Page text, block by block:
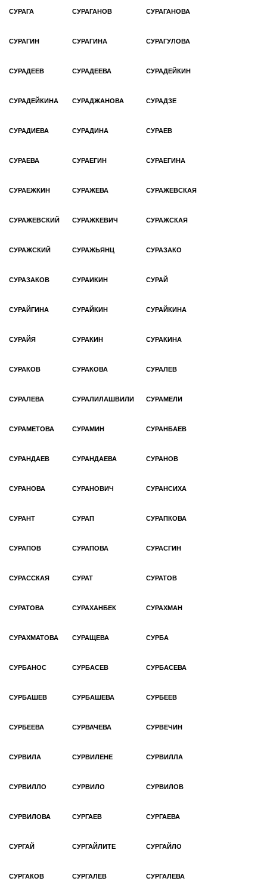
СУРАГА СУРАГАНОВ СУРАГАНОВА
СУРАГИН СУРАГИНА СУРАГУЛОВА
СУРАДЕЕВ СУРАДЕЕВА СУРАДЕЙКИН
СУРАДЕЙКИНА СУРАДЖАНОВА СУРАДЗЕ
СУРАДИЕВА СУРАДИНА СУРАЕВ
СУРАЕВА СУРАЕГИН СУРАЕГИНА
СУРАЕЖКИН СУРАЖЕВА СУРАЖЕВСКАЯ
СУРАЖЕВСКИЙ СУРАЖКЕВИЧ СУРАЖСКАЯ
СУРАЖСКИЙ СУРАЖЬЯНЦ СУРАЗАКО
СУРАЗАКОВ СУРАИКИН СУРАЙ
СУРАЙГИНА СУРАЙКИН СУРАЙКИНА
СУРАЙЯ СУРАКИН СУРАКИНА
СУРАКОВ СУРАКОВА СУРАЛЕВ
СУРАЛЕВА СУРАЛИЛАШВИЛИ СУРАМЕЛИ
СУРАМЕТОВА СУРАМИН СУРАНБАЕВ
СУРАНДАЕВ СУРАНДАЕВА СУРАНОВ
СУРАНОВА СУРАНОВИЧ СУРАНСИХА
СУРАНТ СУРАП СУРАПКОВА
СУРАПОВ СУРАПОВА СУРАСГИН
СУРАССКАЯ СУРАТ СУРАТОВ
СУРАТОВА СУРАХАНБЕК СУРАХМАН
СУРАХМАТОВА СУРАЩЕВА СУРБА
СУРБАНОС СУРБАСЕВ СУРБАСЕВА
СУРБАШЕВ СУРБАШЕВА СУРБЕЕВ
СУРБЕЕВА СУРВАЧЕВА СУРВЕЧИН
СУРВИЛА СУРВИЛЕНЕ СУРВИЛЛА
СУРВИЛЛО СУРВИЛО СУРВИЛОВ
СУРВИЛОВА СУРГАЕВ СУРГАЕВА
СУРГАЙ СУРГАЙЛИТЕ СУРГАЙЛО
СУРГАКОВ СУРГАЛЕВ СУРГАЛЕВА